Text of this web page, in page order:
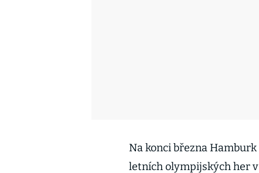
Na konci března
letních olympijských her